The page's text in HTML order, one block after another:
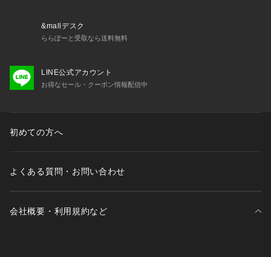
&mallデスク
ららぽーと受取なら送料無料
LINE公式アカウント
お得なセール・クーポン情報配信中
初めての方へ
よくある質問・お問い合わせ
会社概要・利用規約など